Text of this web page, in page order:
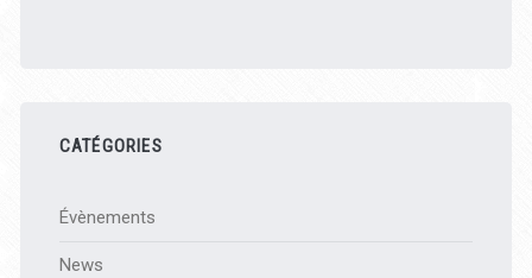
CATÉGORIES
Évènements
News